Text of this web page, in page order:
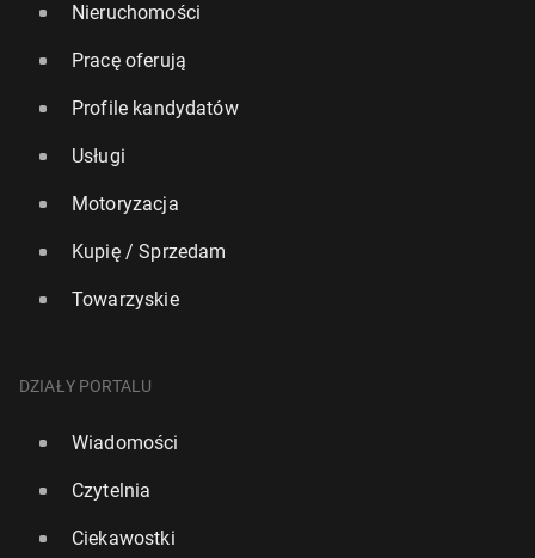
Nieruchomości
Pracę oferują
Profile kandydatów
Usługi
Motoryzacja
Kupię / Sprzedam
Towarzyskie
DZIAŁY PORTALU
Wiadomości
Czytelnia
Ciekawostki